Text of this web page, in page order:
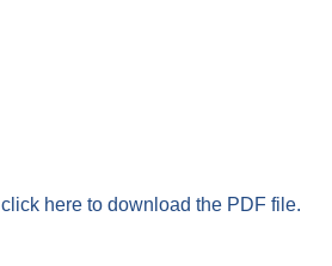
click here to download the PDF file.